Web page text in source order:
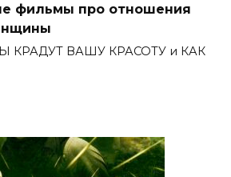
фильмы про отношения
КРАДУТ ВАШУ КРАСОТУ и КАК